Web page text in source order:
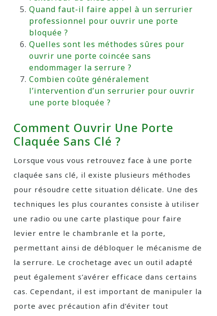
Quand faut-il faire appel à un serrurier
professionnel pour ouvrir une porte
bloquée ?
Quelles sont les méthodes sûres pour
ouvrir une porte coincée sans
endommager la serrure ?
Combien coûte généralement
l’intervention d’un serrurier pour ouvrir
une porte bloquée ?
Comment Ouvrir Une Porte
Claquée Sans Clé ?
Lorsque vous vous retrouvez face à une porte
claquée sans clé, il existe plusieurs méthodes
pour résoudre cette situation délicate. Une des
techniques les plus courantes consiste à utiliser
une radio ou une carte plastique pour faire
levier entre le chambranle et la porte,
permettant ainsi de débloquer le mécanisme de
la serrure. Le crochetage avec un outil adapté
peut également s’avérer efficace dans certains
cas. Cependant, il est important de manipuler la
porte avec précaution afin d’éviter tout